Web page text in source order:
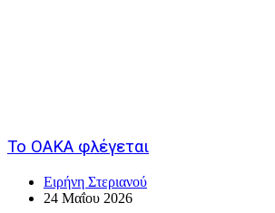
Το ΟΑΚΑ φλέγεται
Ειρήνη Στεριανού
24 Μαΐου 2026